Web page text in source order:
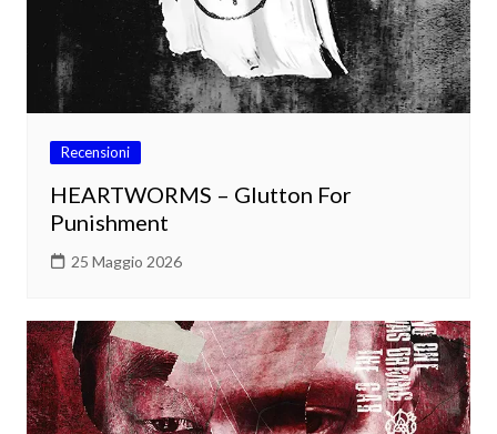
Recensioni
HEARTWORMS – Glutton For
Punishment
25 Maggio 2026